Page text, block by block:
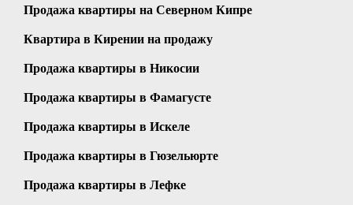
Продажа квартиры на Северном Кипре
Квартира в Кирении на продажу
Продажа квартиры в Никосии
Продажа квартиры в Фамагусте
Продажа квартиры в Искеле
Продажа квартиры в Гюзельюрте
Продажа квартиры в Лефке